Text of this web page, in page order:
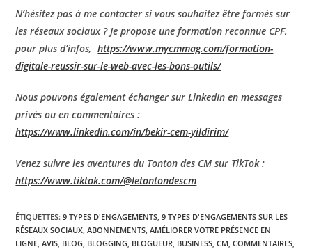
N’hésitez pas à me contacter si vous souhaitez être formés sur
les réseaux sociaux ? Je propose une formation reconnue CPF,
pour plus d’infos,https://www.mycmmag.com/formation-
digitale-reussir-sur-le-web-avec-les-bons-outils/
Nous pouvons également échanger sur LinkedIn en messages
privés ou en commentaires :
https://www.linkedin.com/in/bekir-cem-yildirim/
Venez suivre les aventures du Tonton des CM sur TikTok :
https://www.tiktok.com/@letontondescm
ÉTIQUETTES:9 TYPES D'ENGAGEMENTS 9 TYPES D'ENGAGEMENTS SUR LES
RÉSEAUX SOCIAUX ABONNEMENTS AMÉLIORER VOTRE PRÉSENCE EN
LIGNE AVIS BLOG BLOGGING BLOGUEUR BUSINESS CM COMMENTAIRES